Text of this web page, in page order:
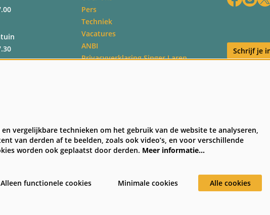
Pers
Techniek
Vacatures
ANBI
Privacyverklaring Singer Laren
Schrijf je
vergelijkbare technieken om het gebruik van de website te analyseren,
van derden af te beelden, zoals ook video’s, en voor verschillende
worden ook geplaatst door derden. Meer informatie…
Alleen functionele cookies Minimale cookies Alle cookies